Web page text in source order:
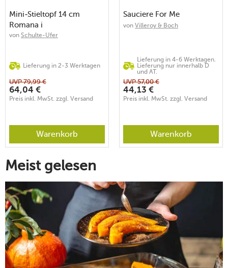
Mini-Stieltopf 14 cm
Romana i
von Schulte-Ufer
Lieferung in 2-3 Werktagen
UVP79,99 €
64,04 €
Preis inkl. MwSt. zzgl. Versand
Warenkorb
Sauciere For Me
von Villeroy & Boch
Lieferung in 4-6 Werktagen.
Lieferung nur innerhalb D
und AT.
UVP57,00 €
44,13 €
Preis inkl. MwSt. zzgl. Versand
Warenkorb
Meist gelesen